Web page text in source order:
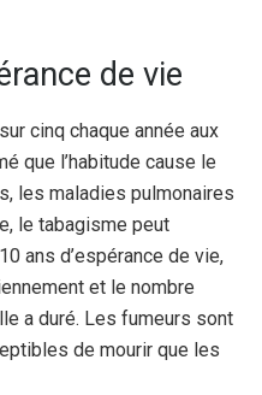
de vie
cinq chaque année aux
que l’habitude cause le
les maladies pulmonaires
le tabagisme peut
ans d’espérance de vie,
et le nombre
a duré. Les fumeurs sont
de mourir que les